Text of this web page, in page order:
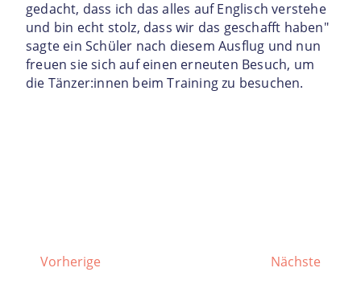
gedacht, dass ich das alles auf Englisch verstehe
und bin echt stolz, dass wir das geschafft haben"
sagte ein Schüler nach diesem Ausflug und nun
freuen sie sich auf einen erneuten Besuch, um
die Tänzer:innen beim Training zu besuchen.
Vorherige Nächste